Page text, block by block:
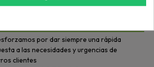
por dar siempre una rápida
a las necesidades y urgencias de
clientes